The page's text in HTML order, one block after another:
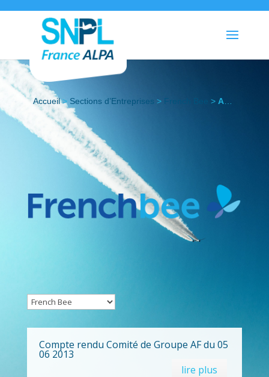
Accueil> Sections d’Entreprises > French Bee > Actualités
Compte rendu Comité de Groupe AF du 05
06 2013
lire plus